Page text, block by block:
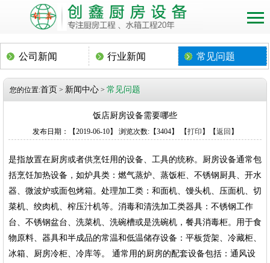
公司新闻 行业新闻 常见问题
您的位置:首页 > 新闻中心 > 常见问题
饭店厨房设备需要哪些
发布日期：【2019-06-10】 浏览次数:【3404】 【打印 】【返回 】
是指放置在厨房或者供烹饪用的设备、工具的统称。厨房设备通常包
括烹饪加热设备，如炉具类：燃气蒸炉、蒸饭柜、不锈钢厨具、开水
器、微波炉或面包烤箱。处理加工类：和面机、馒头机、压面机、切
菜机、绞肉机、榨压汁机等。消毒和清洗加工类器具：不锈钢工作
台、不锈钢盆台、洗菜机、洗碗槽或是洗碗机，餐具消毒柜。用于食
物原料、器具和半成品的常温和低温储存设备：平板货架、冷藏柜、
冰箱、厨房冷柜、冷库等。 通常用的厨房的配套设备包括：通风设